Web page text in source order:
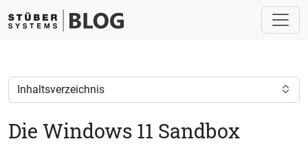
Inhaltsverzeichnis
Die Windows 11 Sandbox